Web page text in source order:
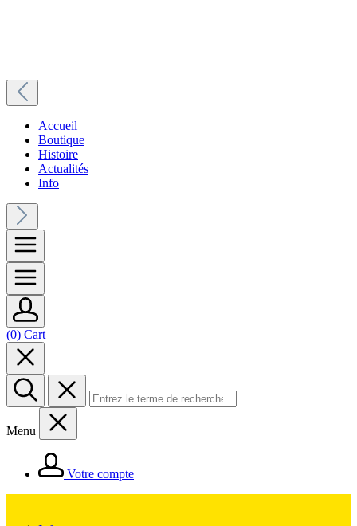
Accueil
Boutique
Histoire
Actualités
Info
(0) Cart
Menu
Votre compte